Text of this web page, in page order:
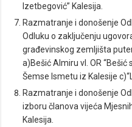
Izetbegović” Kalesija.
Razmatranje i donošenje
Odluku o zaključenju
građevinskog zemljišta
a)Bešić Almiru vl. OR
Šemse Ismetu iz Kalesije
Razmatranje i donošenje
izboru članova vijeća
Kalesija.